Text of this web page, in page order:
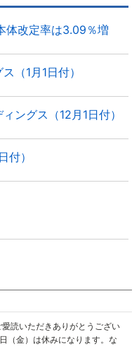
体改定率は3.09％増
（1月1日付）
ングス（12月1日付）
付）
愛読いただきありがとうござい
（金）は休みになります。な